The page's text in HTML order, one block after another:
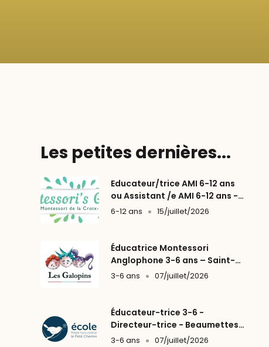
Les petites dernières...
Educateur/trice AMI 6-12 ans
ou Assistant /e AMI 6-12 ans -
Lyon (69004)
6-12 ans 15/juillet/2026
Éducatrice Montessori
Anglophone 3-6 ans – Saint-
Fargeau-Ponthierry (77)
3-6 ans 07/juillet/2026
Éducateur-trice 3-6 -
Directeur-trice - Beaumettes
(84)
3-6 ans 07/juillet/2026